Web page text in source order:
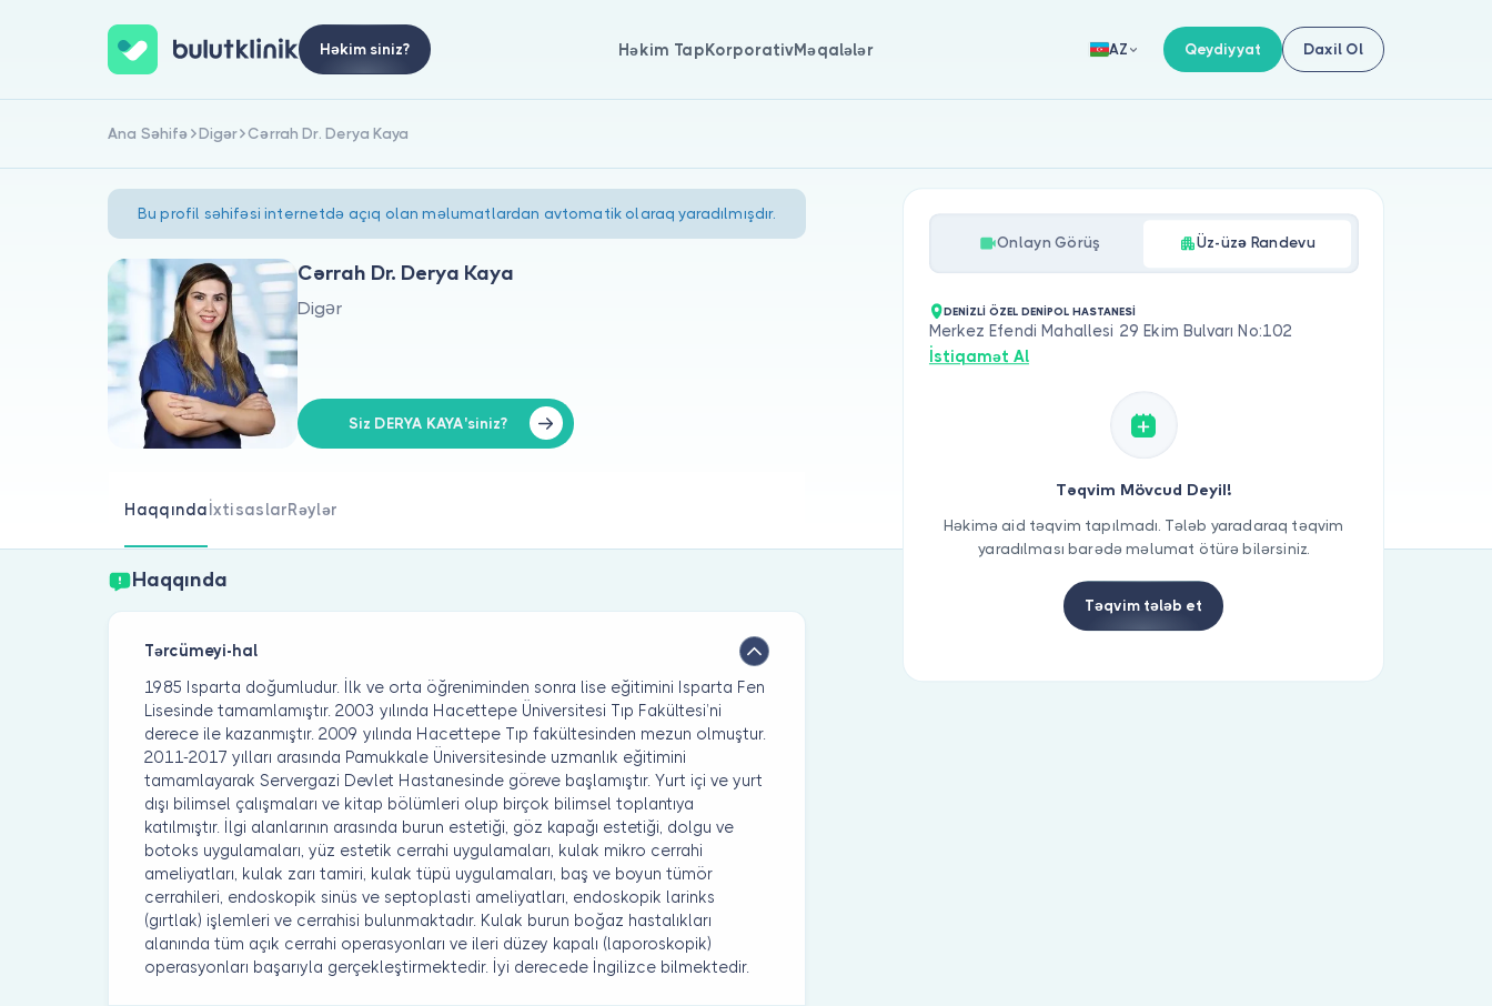
Həkim siniz? Həkim TapKorporativMəqalələr AZ Qeydiyyat Daxil Ol
Ana Səhifə Digər Cərrah Dr. Derya Kaya
Bu profil səhifəsi internetdə açıq olan məlumatlardan avtomatik olaraq yaradılmışdır.
Cərrah Dr. Derya Kaya
Digər
Siz DERYA KAYA'siniz?
Haqqında İxtisaslarRəylər
Haqqında
Tərcümeyi-hal
1985 Isparta doğumludur. İlk ve orta öğreniminden sonra lise eğitimini Isparta Fen
Lisesinde tamamlamıştır. 2003 yılında Hacettepe Üniversitesi Tıp Fakültesi’ni
derece ile kazanmıştır. 2009 yılında Hacettepe Tıp fakültesinden mezun olmuştur.
2011-2017 yılları arasında Pamukkale Üniversitesinde uzmanlık eğitimini
tamamlayarak Servergazi Devlet Hastanesinde göreve başlamıştır. Yurt içi ve yurt
dışı bilimsel çalışmaları ve kitap bölümleri olup birçok bilimsel toplantıya
katılmıştır. İlgi alanlarının arasında burun estetiği, göz kapağı estetiği, dolgu ve
botoks uygulamaları, yüz estetik cerrahi uygulamaları, kulak mikro cerrahi
ameliyatları, kulak zarı tamiri, kulak tüpü uygulamaları, baş ve boyun tümör
cerrahileri, endoskopik sinüs ve septoplasti ameliyatları, endoskopik larinks
(gırtlak) işlemleri ve cerrahisi bulunmaktadır. Kulak burun boğaz hastalıkları
alanında tüm açık cerrahi operasyonları ve ileri düzey kapalı (laporoskopik)
operasyonları başarıyla gerçekleştirmektedir. İyi derecede İngilizce bilmektedir.
Onlayn Görüş Üz-üzə Randevu
DENİZLİ ÖZEL DENİPOL HASTANESİ
Merkez Efendi Mahallesi 29 Ekim Bulvarı No:102
İstiqamət Al
Təqvim Mövcud Deyil!
Həkimə aid təqvim tapılmadı. Tələb yaradaraq təqvim
yaradılması barədə məlumat ötürə bilərsiniz.
Təqvim tələb et